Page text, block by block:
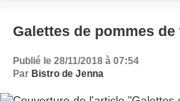
Galettes de pommes de
Publié le 28/11/2018 à 07:54
Par Bistro de Jenna